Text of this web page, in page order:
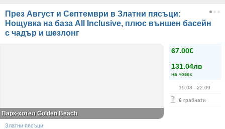
През Август и Септември в Златни пясъци:
Нощувка на база All Inclusive, плюс външен басейн
с чадър и шезлонг
67.00€
131.04лв
на човек
19.08 - 22.09
6 грабнати
Парк-хотел Golden Beach
Златни пясъци